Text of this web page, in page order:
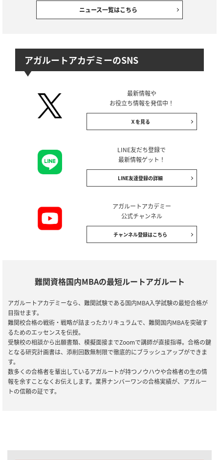
2025/10/08 国内MBA試験
【リリース情報】国内MBA入学試験｜【2027年4月入学】秋入試対策カリ
全資格種
会員規約改定のお知らせ(2025年10月3日施行)
【セール情報】期間限定10％OFF！国内MBA入学試験｜2026年4月入学
目標 アウトレットセール
国内MBA試験
【リリース情報】国内MBA入学試験｜【2026年4月入学】冬入試対策カリ
ニュース一覧はこちら
アガルートアカデミーのSNS
最新情報や
お役立ち情報を発信中！
Ｘを見る
LINE友だち登録で
最新情報ゲット！
LINE友達登録の詳細
アガルートアカデミー
公式チャンネル
チャンネル登録はこちら
難関資格国内MBAの最短ルートアガルート
アガルートアカデミーなら、難関試験である国内MBA入学試験の最短合格が
目指せます。
難関校合格の戦術・戦略が詰まったカリキュラムで、難関国内MBAを突破す
るためのエッセンスを伝授。
受験校の相談から出願書類、模擬面接までZoomで講師が直接指導。合格の鍵
となる研究計画書は、添削回数無制限で徹底的にブラッシュアップができま
す。
数多くの合格者を輩出しているアガルートが持つノウハウや合格者の生の情
報を余すことなくお伝えします。業界ナンバーワンの合格実績が、アガルー
トの信頼の証です。